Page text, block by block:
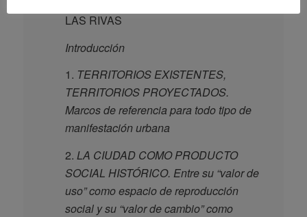
LAS RIVAS
Introducción
1. TERRITORIOS EXISTENTES,
TERRITORIOS PROYECTADOS.
Marcos de referencia para todo tipo de
manifestación urbana
2. LA CIUDAD COMO PRODUCTO
SOCIAL HISTÓRICO. Entre su “valor de
uso” como espacio de reproducción
social y su “valor de cambio” como